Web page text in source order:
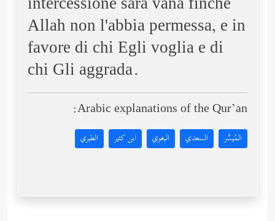
Allah non l'abbia permessa, e in
favore di chi Egli voglia e di
chi Gli aggrada.
Arabic explanations of the Qur’an:
المُيسَّر السعدي البغوي ابن كثير الطبري